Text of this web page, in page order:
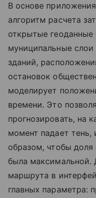
В основе
алгоритм расчета
открытые
муниципальные
зданий,
остановок
моделирует
времени. Это
прогнозировать, на
момент падает тень,
образом, чтобы доля
была максимальной.
маршрута в
главных параметра: